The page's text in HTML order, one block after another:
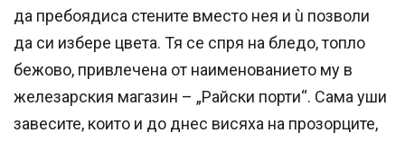
да пребоядиса стените вместо нея и ù позволи
да си избере цвета. Тя се спря на бледо, топло
бежово, привлечена от наименованието му в
железарския магазин – „Райски порти“. Сама уши
завесите, които и до днес висяха на прозорците,